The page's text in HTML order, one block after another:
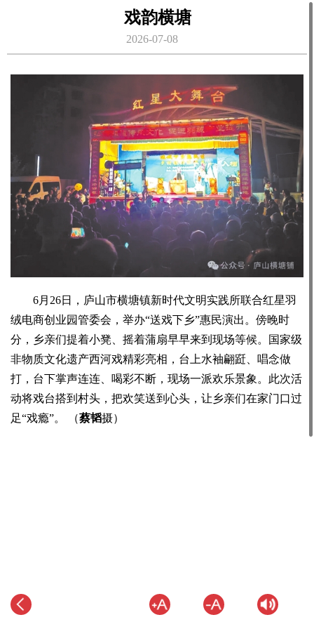
戏韵横塘
2026-07-08
6月26日，庐山市横塘镇新时代文明实践所联合红星羽
绒电商创业园管委会，举办“送戏下乡”惠民演出。傍晚时
分，乡亲们提着小凳、摇着蒲扇早早来到现场等候。国家级
非物质文化遗产西河戏精彩亮相，台上水袖翩跹、唱念做
打，台下掌声连连、喝彩不断，现场一派欢乐景象。此次活
动将戏台搭到村头，把欢笑送到心头，让乡亲们在家门口过
足“戏瘾”。 （蔡韬摄）